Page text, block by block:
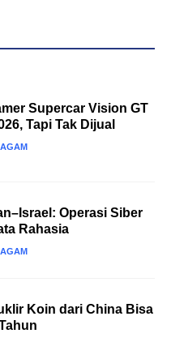
Supercar Vision GT
Tapi Tak Dijual
Operasi Siber
Rahasia
Koin dari China Bisa